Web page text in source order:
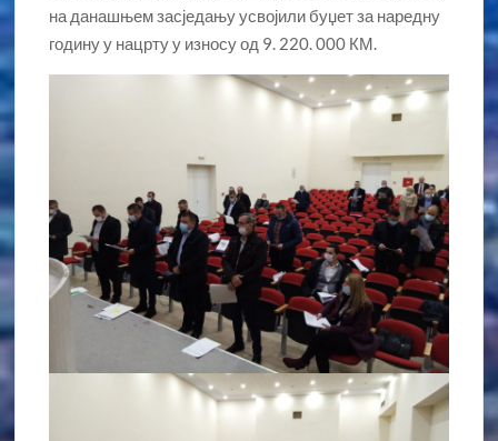
на данашњем засједању усвојили буџет за наредну
годину у нацрту у износу од 9. 220. 000 КМ.